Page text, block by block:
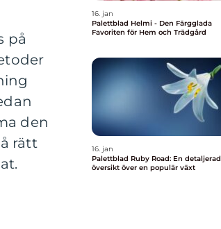
på
den
rätt
16. jan
Palettblad Helmi - Den Färgglada
Favoriten för Hem och Trädgård
16. jan
Palettblad Ruby Road: En detaljerad
översikt över en populär växt